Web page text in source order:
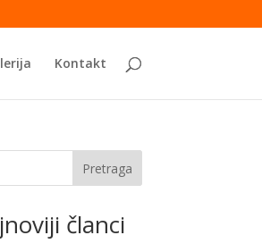
Kontakt
Pretraga
članci